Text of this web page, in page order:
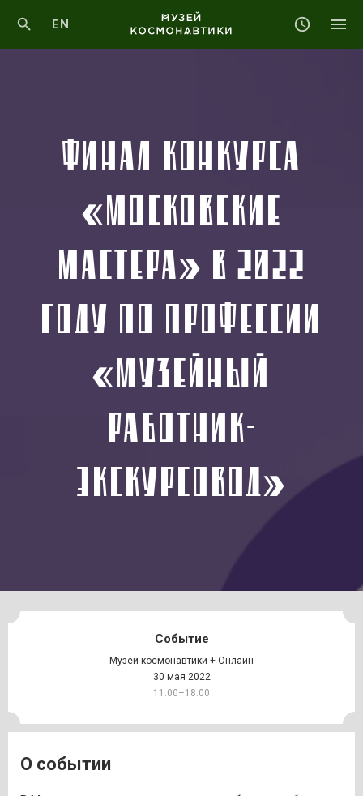
EN
ФИНАЛ КОНКУРСА
«МОСКОВСКИЕ
МАСТЕРА» В 2022
ГОДУ ПО ПРОФЕССИИ
«МУЗЕЙНЫЙ
РАБОТНИК-
ЭКСКУРСОВОД»
Событие
Музей космонавтики + Онлайн
30 мая 2022
11:00–18:00
О событии